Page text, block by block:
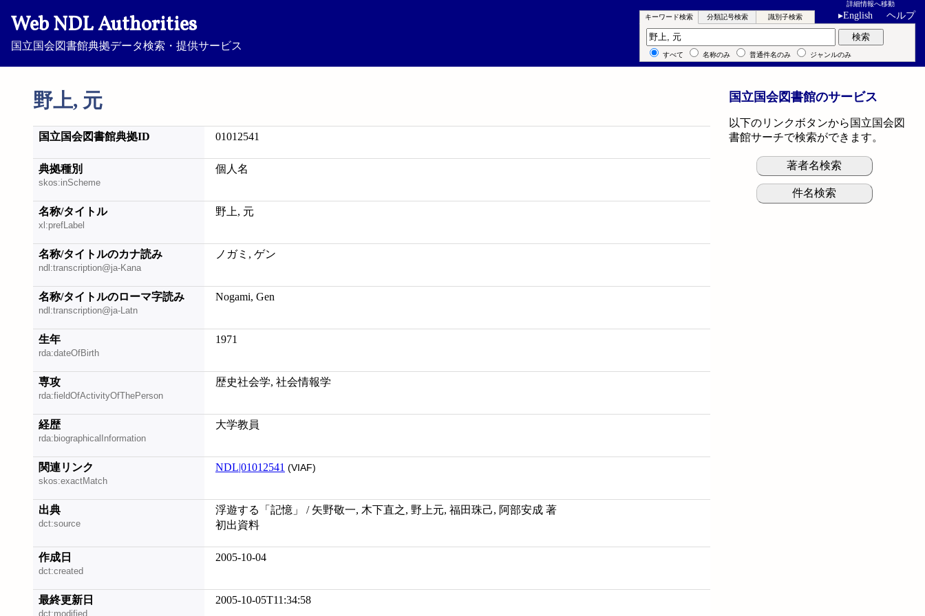
Web NDL Authorities
国立国会図書館典拠データ検索・提供サービス
詳細情報へ移動
▸English ヘルプ
野上, 元
キーワード検索 分類記号検索 識別子検索
キーワード検索 検索
すべて 名称のみ 普通件名のみ ジャンルのみ
国立国会図書館典拠ID 01012541
典拠種別
skos:inScheme
個人名
名称/タイトル
xl:prefLabel
野上, 元
名称/タイトルのカナ読み
ndl:transcription@ja-Kana
ノガミ, ゲン
名称/タイトルのローマ字読み
ndl:transcription@ja-Latn
Nogami, Gen
生年
rda:dateOfBirth
1971
専攻
rda:fieldOfActivityOfThePerson
歴史社会学, 社会情報学
経歴
rda:biographicalInformation
大学教員
関連リンク
skos:exactMatch
NDL|01012541 (VIAF)
出典
dct:source
浮遊する「記憶」 / 矢野敬一, 木下直之, 野上元, 福田珠己, 阿部安成 著
初出資料
作成日
dct:created
2005-10-04
最終更新日
dct:modified
2005-10-05T11:34:58
国立国会図書館のサービス
以下のリンクボタンから国立国会図
書館サーチで検索ができます。
著者名検索
件名検索